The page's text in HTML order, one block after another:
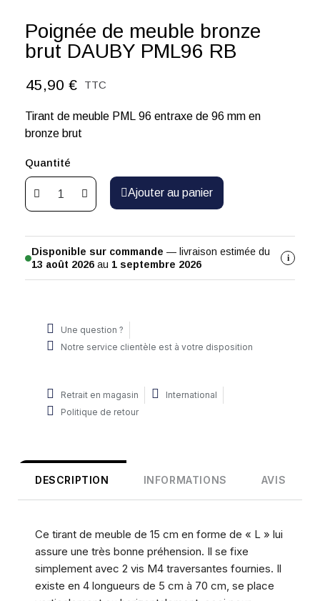
Poignée de meuble bronze
brut DAUBY PML96 RB
45,90 € TTC
Tirant de meuble PML 96 entraxe de 96 mm en
bronze brut
Quantité
Ajouter au panier
Disponible sur commande — livraison estimée du
13 août 2026 au 1 septembre 2026
i
Une question ?
Notre service clientèle est à votre disposition
Retrait en magasin
International
Politique de retour
DESCRIPTION INFORMATIONS AVIS
Ce tirant de meuble de 15 cm en forme de « L » lui
assure une très bonne préhension. Il se fixe
simplement avec 2 vis M4 traversantes fournies. Il
existe en 4 longueurs de 5 cm à 70 cm, se place